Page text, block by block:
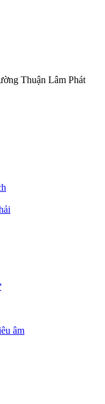
Thuận Lâm Phát
âm